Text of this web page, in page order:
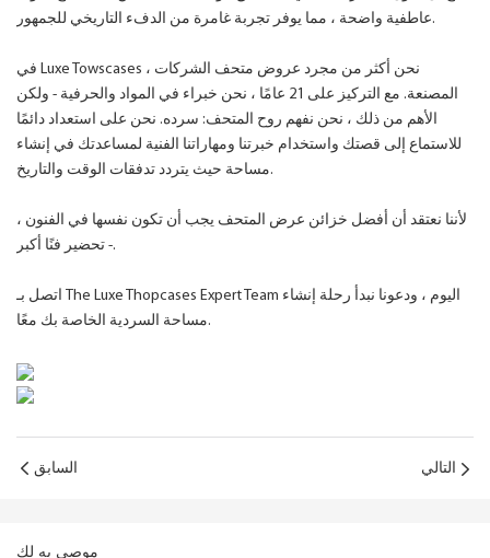
عاطفية واضحة ، مما يوفر تجربة غامرة من الدفء التاريخي للجمهور.
في Luxe Towscases ، نحن أكثر من مجرد عروض متحف الشركات
المصنعة. مع التركيز على 21 عامًا ، نحن خبراء في المواد والحرفية - ولكن
الأهم من ذلك ، نحن نفهم روح المتحف: سرده. نحن على استعداد دائمًا
للاستماع إلى قصتك واستخدام خبرتنا ومهاراتنا الفنية لمساعدتك في إنشاء
مساحة حيث يتردد تدفقات الوقت والتاريخ.
لأننا نعتقد أن أفضل خزائن عرض المتحف يجب أن تكون نفسها في الفنون ،
- تحضير فنًا أكبر.
اتصل بـ The Luxe Thopcases Expert Team اليوم ، ودعونا نبدأ رحلة إنشاء
مساحة السردية الخاصة بك معًا.
السابق التالي
موصى به لك